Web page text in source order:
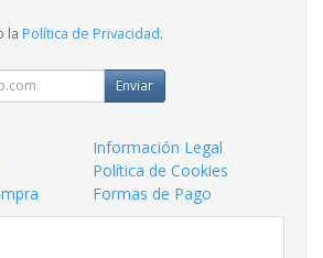
la Política de Privacidad.
Enviar
Información Legal
Política de Cookies
Formas de Pago